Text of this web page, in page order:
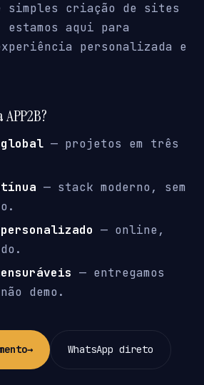
simples criação de sites
aqui para
personalizada e
— projetos em três
— stack moderno, sem
— online,
— entregamos
demo.
→ WhatsApp direto